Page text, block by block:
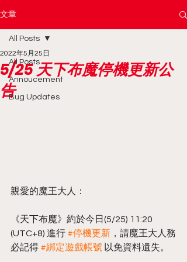
文章
All Posts
Annoucement
Bug Updates
All Posts
5/25 天下布魔停機更新公
告
2022年5月25日
親愛的魔王大人：
《天下布魔》約於今日(5/25) 11:20
(UTC+8) 進行 #停機更新 ，請魔王大人務
必記得 #綁定遊戲帳號 以免資料遺失。